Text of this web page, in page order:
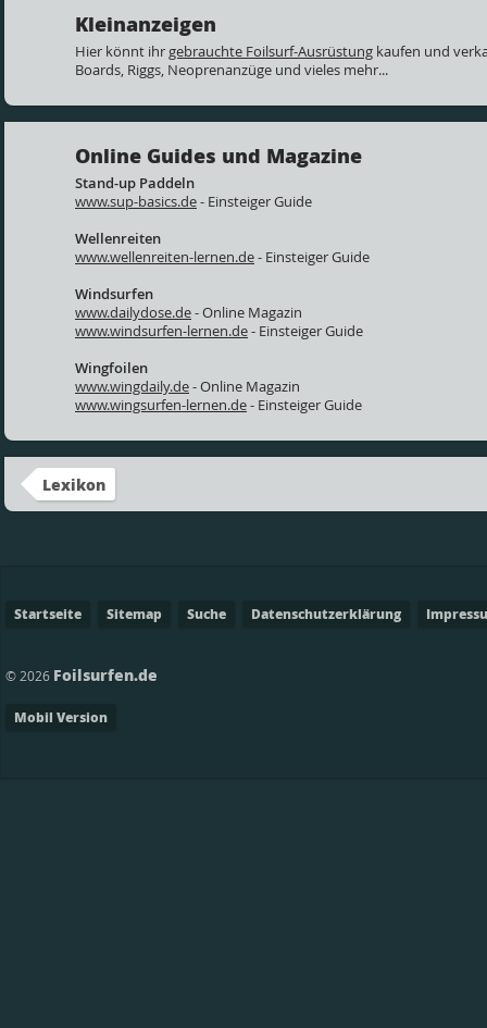
Kleinanzeigen
Hier könnt ihrgebrauchte Foilsurf-Ausrüstung kaufen und
Boards, Riggs, Neoprenanzüge und vieles mehr...
Online Guides und Magazine
Stand-up Paddeln
www.sup-basics.de- Einsteiger Guide
Wellenreiten
www.wellenreiten-lernen.de- Einsteiger Guide
Windsurfen
www.dailydose.de- Online Magazin
www.windsurfen-lernen.de- Einsteiger Guide
Wingfoilen
www.wingdaily.de- Online Magazin
www.wingsurfen-lernen.de- Einsteiger Guide
Lexikon
Startseite Sitemap Suche Datenschutzerklärung
© 2026 Foilsurfen.de
Mobil Version